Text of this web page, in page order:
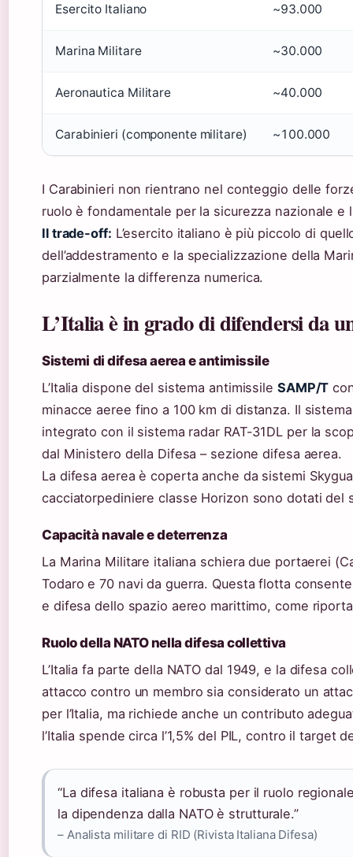
Esercito Italiano ~93.000
Marina Militare ~30.000
Aeronautica Militare ~40.000
Carabinieri (componente militare) ~100.000
I Carabinieri non rientrano nel conteggio delle
ruolo è fondamentale per la sicurezza nazionale
Il trade-off: L’esercito italiano è più piccolo di
dell’addestramento e la specializzazione della
parzialmente la differenza numerica.
L’Italia è in grado di difendersi da
Sistemi di difesa aerea e antimissile
L’Italia dispone del sistema antimissile SAMP/T
minacce aeree fino a 100 km di distanza. Il
integrato con il sistema radar RAT-31DL per la
dal Ministero della Difesa – sezione difesa aerea.
La difesa aerea è coperta anche da sistemi
cacciatorpediniere classe Horizon sono dotati del
Capacità navale e deterrenza
La Marina Militare italiana schiera due portaerei
Todaro e 70 navi da guerra. Questa flotta
e difesa dello spazio aereo marittimo, come
Ruolo della NATO nella difesa collettiva
L’Italia fa parte della NATO dal 1949, e la difesa
attacco contro un membro sia considerato un
per l’Italia, ma richiede anche un contributo
l’Italia spende circa l’1,5% del PIL, contro il target
“La difesa italiana è robusta per il ruolo
la dipendenza dalla NATO è strutturale.”
– Analista militare di RID (Rivista Italiana Difesa)